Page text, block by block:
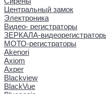
Центральный замок
Электроника
Видео- регистраторы
ЗЕРКАЛА-
МОТО-регистраторы
Akenori
Axiom
Axper
Blackview
BlackVue